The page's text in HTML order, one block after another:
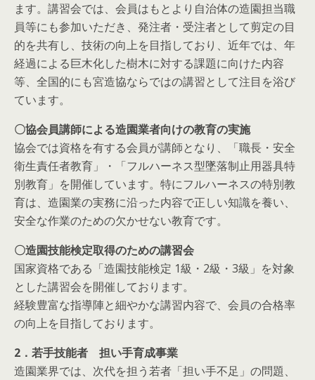
ます。講習会では、会員はもとより自治体の造園担当職
員等にも参加いただき、発注者・受注者として剪定の目
的を共有し、技術の向上を目指しており、近年では、年
経過による巨木化した樹木に対する課題に向けた内容
等、全国的にも宮造協ならではの講習として注目を浴び
ています。
〇協会員講師による造園業者向けの教育の実施
協会では資格を有する会員が講師となり、「職長・安全
衛生責任者教育」・「フルハーネス型墜落制止用器具特
別教育」を開催しています。特にフルハーネスの特別教
育は、造園業の実務に沿った内容で正しい知識を養い、
安全な作業のための欠かせない教育です。
〇造園技能検定取得のための講習会
国家資格である「造園技能検定 1級・2級・3級」を対象
とした講習会を開催しております。
経験豊富な指導陣と細やかな講習内容で、会員の合格率
の向上を目指しております。
2．若手技能者 担い手育成事業
造園業界では、次代を担う若者「担い手不足」の問題、